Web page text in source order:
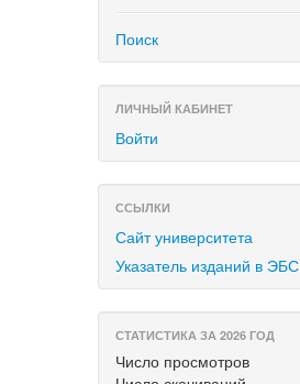
Поиск
ЛИЧНЫЙ КАБИНЕТ
Войти
ССЫЛКИ
Сайт университета
Указатель изданий в ЭБС
СТАТИСТИКА ЗА 2026 ГОД
Число просмотров